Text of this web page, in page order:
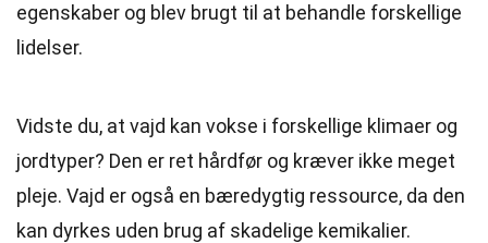
egenskaber og blev brugt til at behandle forskellige
lidelser.
Vidste du, at vajd kan vokse i forskellige klimaer og
jordtyper? Den er ret hårdfør og kræver ikke meget
pleje. Vajd er også en bæredygtig ressource, da den
kan dyrkes uden brug af skadelige kemikalier.